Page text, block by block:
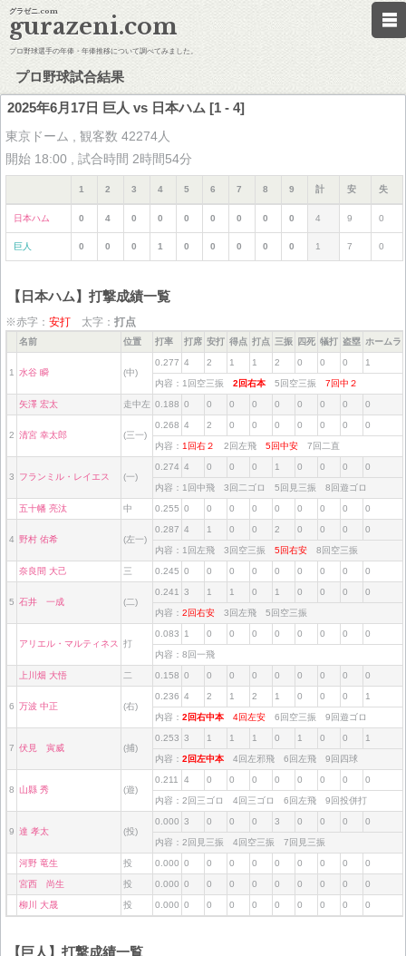
グラゼニ.com
gurazeni.com
プロ野球選手の年俸・年俸推移について調べてみました。
プロ野球試合結果
2025年6月17日 巨人 vs 日本ハム [1 - 4]
東京ドーム , 観客数 42274人
開始 18:00 , 試合時間 2時間54分
1 2 3 4 5 6 7 8 9 計 安 失
日本ハム 0 4 0 0 0 0 0 0 0 4 9 0
巨人 0 0 0 1 0 0 0 0 0 1 7 0
【日本ハム】打撃成績一覧
※赤字： 安打 太字： 打点
名前 位置 打率 打席 安打 得点 打点 三振 四死 犠打 盗塁 ホームラ
1 水谷 瞬 (中)
0.277 4 2 1 1 2 0 0 0 1
内容：1回空三振 2回右本 5回空三振 7回中２
矢澤 宏太 走中左 0.188 0 0 0 0 0 0 0 0 0
2 清宮 幸太郎 (三一)
0.268 4 2 0 0 0 0 0 0 0
内容： 1回右２ 2回左飛 5回中安 7回二直
3 フランミル・レイエス (一)
0.274 4 0 0 0 1 0 0 0 0
内容：1回中飛 3回二ゴロ 5回見三振 8回遊ゴロ
五十幡 亮汰 中 0.255 0 0 0 0 0 0 0 0 0
4 野村 佑希 (左一)
0.287 4 1 0 0 2 0 0 0 0
内容：1回左飛 3回空三振 5回右安 8回空三振
奈良間 大己 三 0.245 0 0 0 0 0 0 0 0 0
5 石井 一成 (二)
0.241 3 1 1 0 1 0 0 0 0
内容： 2回右安 3回左飛 5回空三振
アリエル・マルティネス 打
0.083 1 0 0 0 0 0 0 0 0
内容：8回一飛
上川畑 大悟 二 0.158 0 0 0 0 0 0 0 0 0
6 万波 中正 (右)
0.236 4 2 1 2 1 0 0 0 1
内容： 2回右中本 4回左安 6回空三振 9回遊ゴロ
7 伏見 寅威 (捕)
0.253 3 1 1 1 0 1 0 0 1
内容： 2回左中本 4回左邪飛 6回左飛 9回四球
8 山縣 秀 (遊)
0.211 4 0 0 0 0 0 0 0 0
内容：2回三ゴロ 4回三ゴロ 6回左飛 9回投併打
9 達 孝太 (投)
0.000 3 0 0 0 3 0 0 0 0
内容：2回見三振 4回空三振 7回見三振
河野 竜生 投 0.000 0 0 0 0 0 0 0 0 0
宮西 尚生 投 0.000 0 0 0 0 0 0 0 0 0
柳川 大晟 投 0.000 0 0 0 0 0 0 0 0 0
【巨人】打撃成績一覧